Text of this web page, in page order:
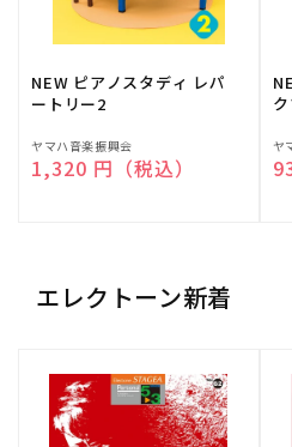
NEW ピアノスタディ レパ
ートリー2
販
売
ヤマハ音楽振興会
通常価格
1,320 円（税込）
販
売
ヤ
エレクトーン新着